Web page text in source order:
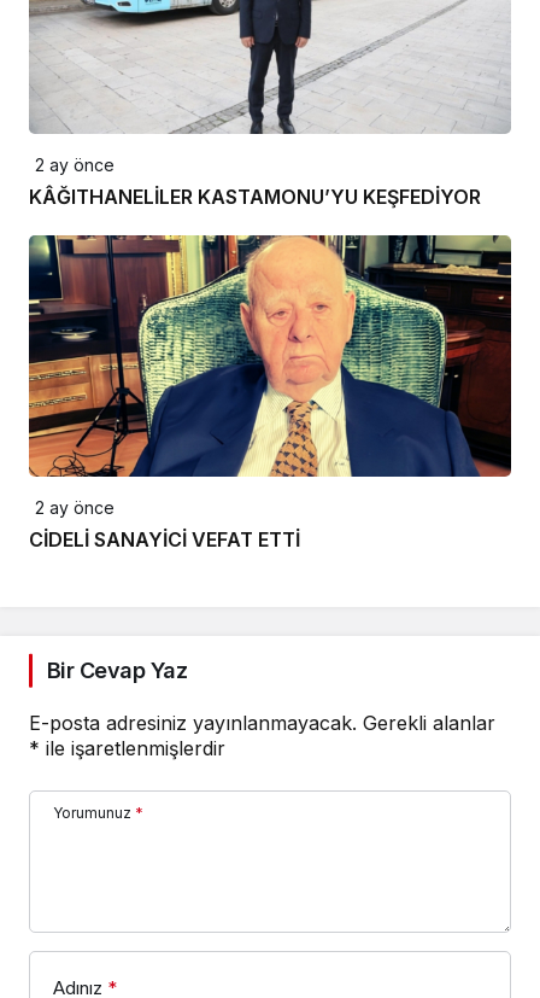
2 ay önce
KÂĞITHANELİLER KASTAMONU’YU KEŞFEDİYOR
2 ay önce
CİDELİ SANAYİCİ VEFAT ETTİ
Bir Cevap Yaz
E-posta adresiniz yayınlanmayacak. Gerekli alanlar
* ile işaretlenmişlerdir
Yorumunuz *
Adınız *